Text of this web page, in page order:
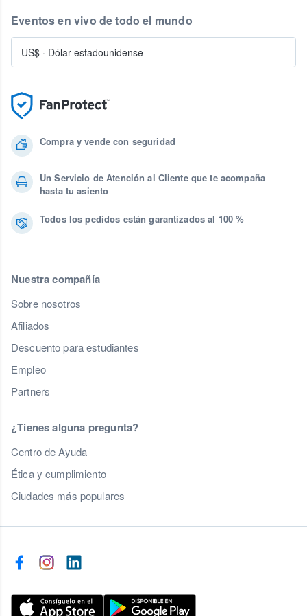
Compra y vende con seguridad
Un Servicio de Atención al Cliente que te acompaña
hasta tu asiento
Todos los pedidos están garantizados al 100 %
Nuestra compañía
Sobre nosotros
Afiliados
Descuento para estudiantes
Empleo
Partners
¿Tienes alguna pregunta?
Centro de Ayuda
Ética y cumplimiento
Ciudades más populares
Eventos en vivo de todo el mundo
US$ · Dólar estadounidense